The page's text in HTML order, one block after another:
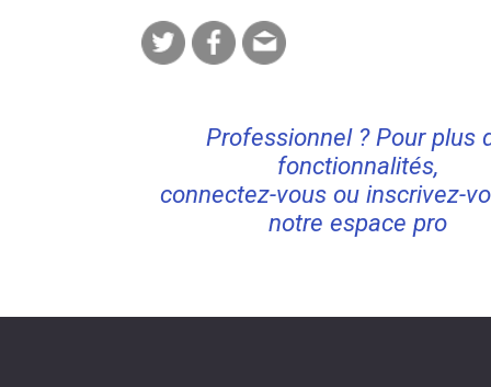
Professionnel ? Pour plus
fonctionnalités,
connectez-vous ou inscrivez-
notre espace pro